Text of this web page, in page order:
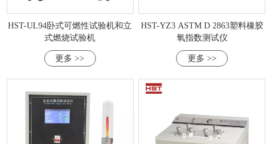
HST-UL94卧式可燃性试验机和立
式燃烧试验机
更多 >>
HST-YZ3 ASTM D 2863塑料橡胶
氧指数测试仪
更多 >>